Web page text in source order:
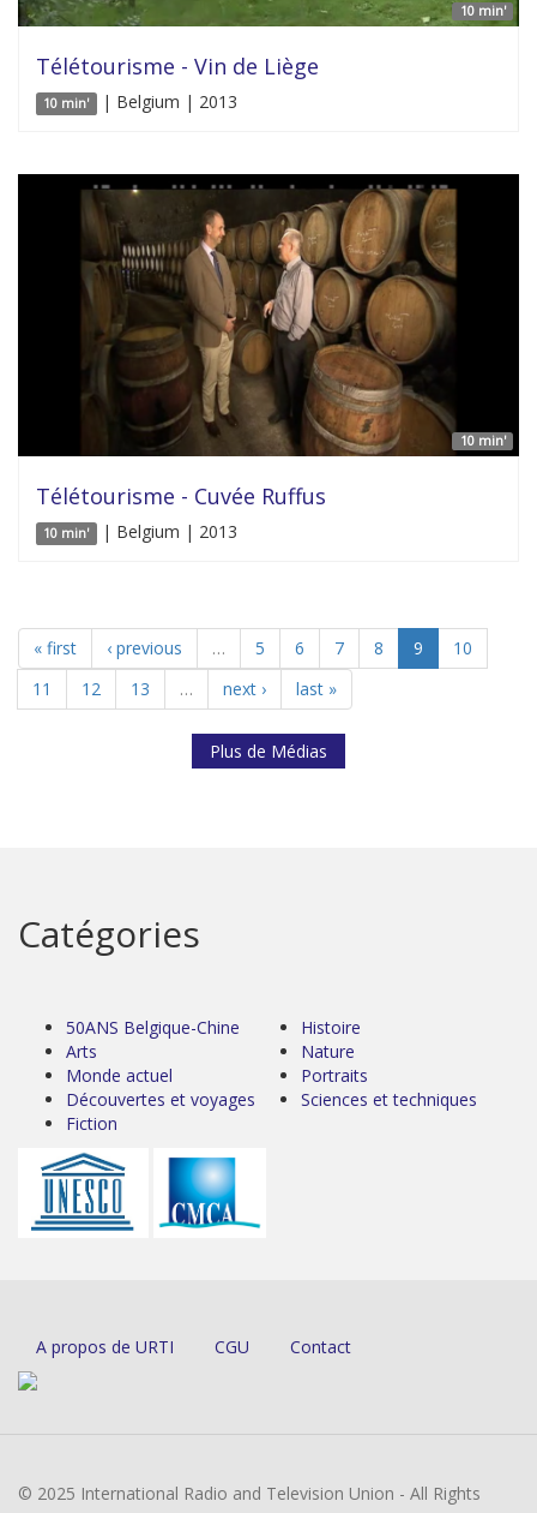
10 min'
Télétourisme - Vin de Liège
10 min' | Belgium | 2013
10 min'
Télétourisme - Cuvée Ruffus
10 min' | Belgium | 2013
« first ‹ previous … 5 6 7 8 9
10
11
12 13 … next › last »
Plus de Médias
Catégories
50ANS Belgique-Chine
Arts
Monde actuel
Découvertes et voyages
Fiction
Histoire
Nature
Portraits
Sciences et techniques
A propos de URTI CGU Contact
© 2025 International Radio and Television Union - All Rights